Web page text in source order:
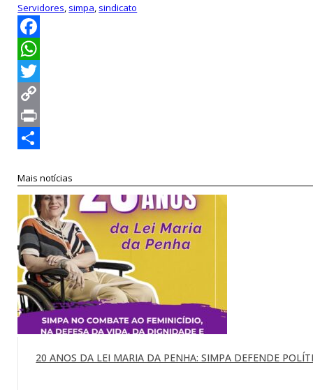
Servidores, simpa, sindicato
Facebook
WhatsApp
Twitter
Copy
Link
Print
Mais notícias
20 ANOS DA LEI MARIA DA PENHA: SIMPA DEFENDE